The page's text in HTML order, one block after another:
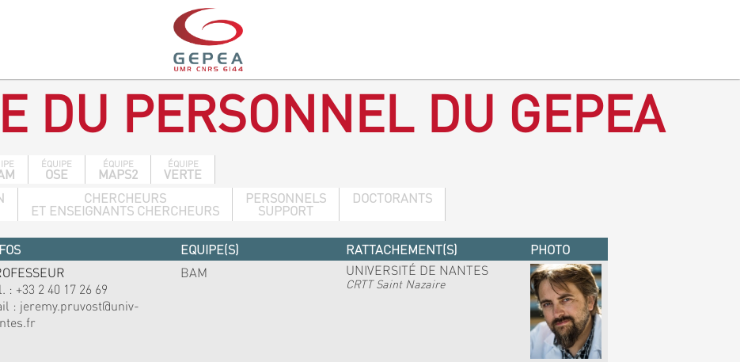
DU PERSONNEL DU GEPEA
ÉQUIPE
OSE
ÉQUIPE
MAPS2
ÉQUIPE
VERTE
CHERCHEURS
ET ENSEIGNANTS CHERCHEURS
PERSONNELS
SUPPORT
DOCTORANTS
EQUIPE(S) RATTACHEMENT(S)
PHOTO
: +33 2 40 17 26 69
: jeremy.pruvost@univ-
BAM UNIVERSITÉ DE NANTES
CRTT Saint Nazaire